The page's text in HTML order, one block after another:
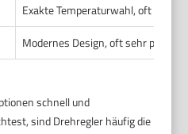
Exakte Temperaturwahl, oft mit
Modernes Design, oft sehr
schnell und
sind Drehregler häufig die